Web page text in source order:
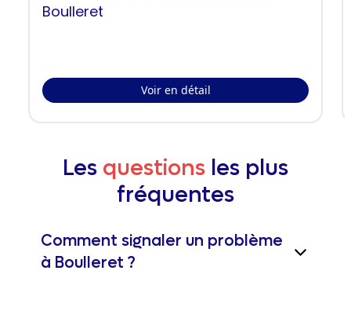
Boulleret
Voir en détail
Les questions les plus
fréquentes
Comment signaler un problème
à Boulleret ?